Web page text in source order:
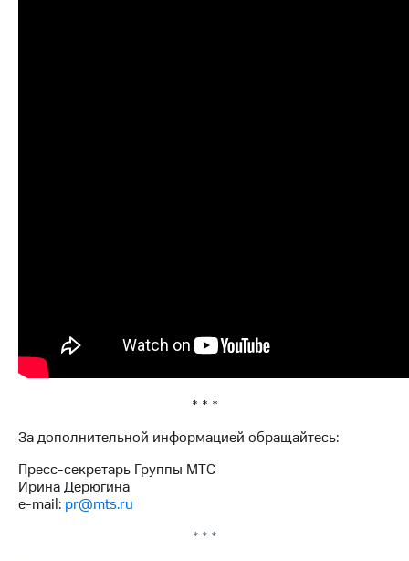
* * *
За дополнительной информацией обращайтесь:
Пресс-секретарь Группы МТС
Ирина Дерюгина
e-mail: pr@mts.ru
* * *